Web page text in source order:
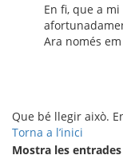
En fi, que a
Ara només
Que bé llegir això.
Torna a l’inici
Mostra les